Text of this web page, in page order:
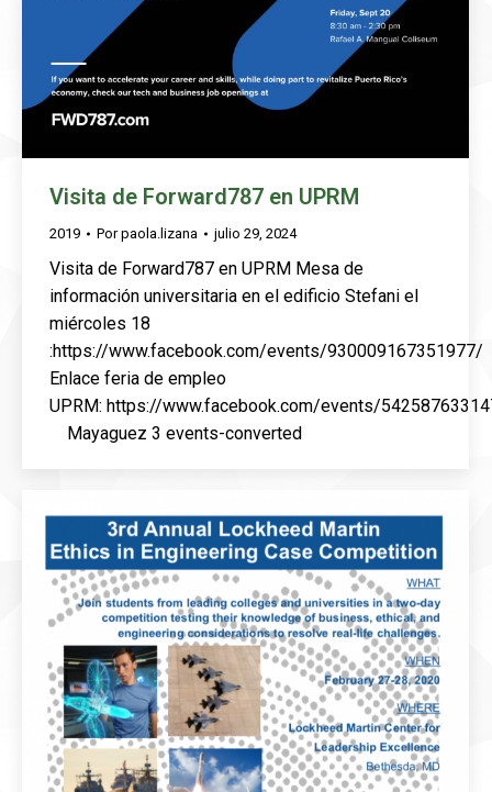
Visita de Forward787 en UPRM
2019 Porpaola.lizana julio 29, 2024
Visita de Forward787 en UPRM Mesa de
información universitaria en el edificio Stefani el
miércoles 18
:https://www.facebook.com/events/930009167351977/
Enlace feria de empleo
UPRM: https://www.facebook.com/events/
Mayaguez 3 events-converted